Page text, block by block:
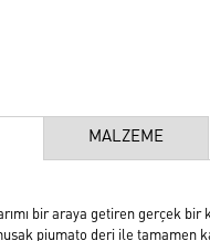
MALZEME
bir araya getiren gerçek
piumato deri ile tamamen